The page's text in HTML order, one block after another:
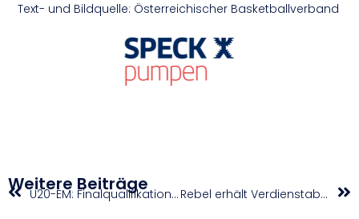
Text- und Bildquelle: Österreichischer Basketballverband
Weitere Beiträge U20-EM: Finalqualifikation für Schedler und Haller Rebel erhält Verdienstabzeichen in Gold